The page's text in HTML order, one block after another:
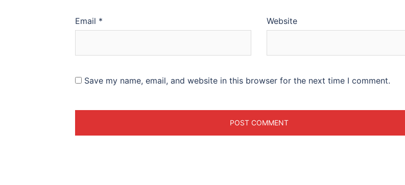
Email * Website
Save my name, email, and website in this browser for the next time I comment.